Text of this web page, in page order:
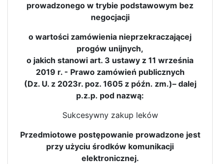
prowadzonego w trybie podstawowym bez
negocjacji
o wartości zamówienia nieprzekraczającej
progów unijnych,
o jakich stanowi art. 3 ustawy z 11 września
2019 r. - Prawo zamówień publicznych
(Dz. U. z 2023r. poz. 1605 z późn. zm.)– dalej
p.z.p. pod nazwą:
Sukcesywny zakup leków
Przedmiotowe postępowanie prowadzone jest
przy użyciu środków komunikacji
elektronicznej.